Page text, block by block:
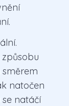
natočen
natáčí